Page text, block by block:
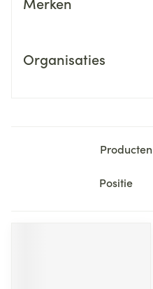
Organisaties
Producten
Sorteer op: